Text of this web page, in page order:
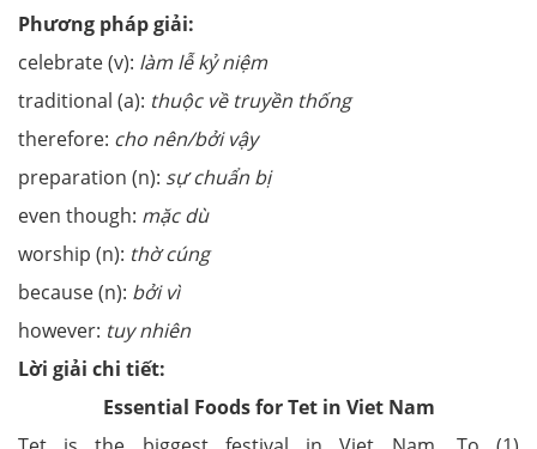
Phương pháp giải:
celebrate (v): làm lễ kỷ niệm
traditional (a): thuộc về truyền thống
therefore: cho nên/bởi vậy
preparation (n): sự chuẩn bị
even though: mặc dù
worship (n): thờ cúng
because (n): bởi vì
however: tuy nhiên
Lời giải chi tiết:
Essential Foods for Tet in Viet Nam